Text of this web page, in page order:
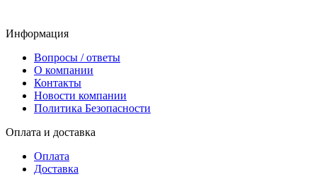
Информация
Вопросы / ответы
О компании
Контакты
Новости компании
Политика Безопасности
Оплата и доставка
Оплата
Доставка